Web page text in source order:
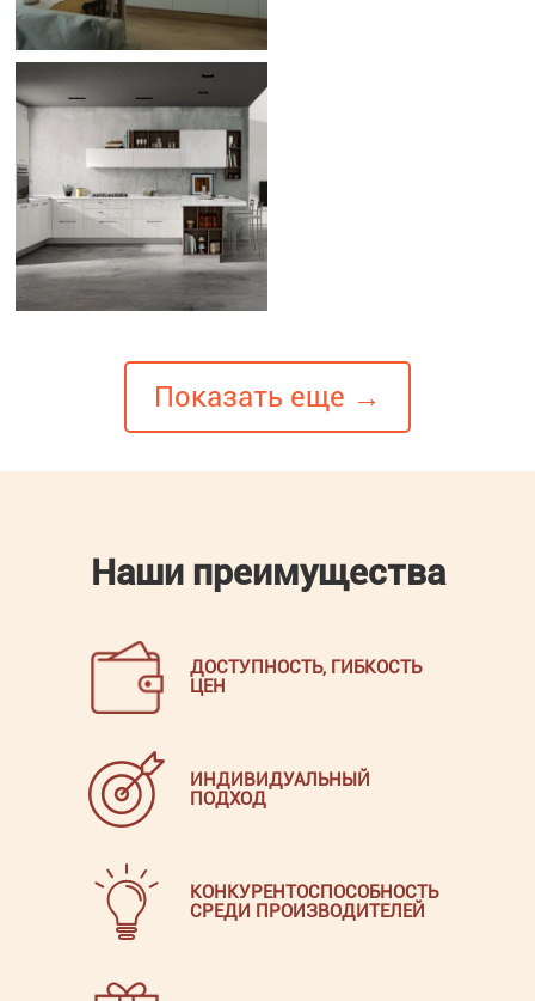
Показать еще →
Наши преимущества
ДОСТУПНОСТЬ, ГИБКОСТЬ
ЦЕН
ИНДИВИДУАЛЬНЫЙ
ПОДХОД
КОНКУРЕНТОСПОСОБНОСТЬ
СРЕДИ ПРОИЗВОДИТЕЛЕЙ